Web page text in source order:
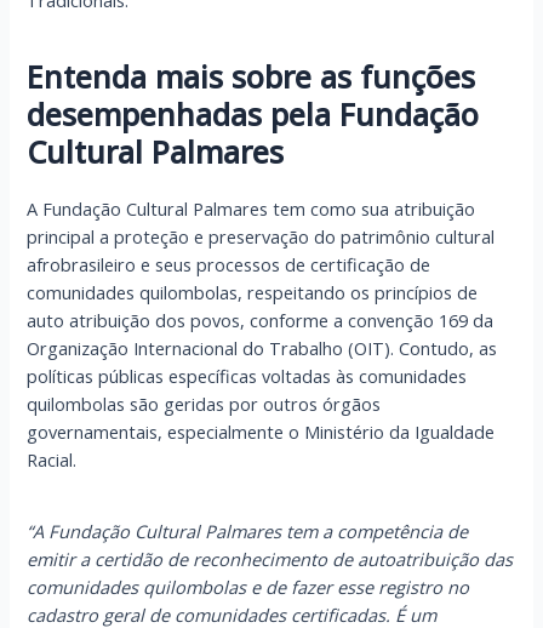
Entenda mais sobre as funções
desempenhadas pela Fundação
Cultural Palmares
A Fundação Cultural Palmares tem como sua atribuição
principal a proteção e preservação do patrimônio cultural
afrobrasileiro e seus processos de certificação de
comunidades quilombolas, respeitando os princípios de
auto atribuição dos povos, conforme a convenção 169 da
Organização Internacional do Trabalho (OIT). Contudo, as
políticas públicas específicas voltadas às comunidades
quilombolas são geridas por outros órgãos
governamentais, especialmente o Ministério da Igualdade
Racial.
“A Fundação Cultural Palmares tem a competência de
emitir a certidão de reconhecimento de autoatribuição das
comunidades quilombolas e de fazer esse registro no
cadastro geral de comunidades certificadas. É um